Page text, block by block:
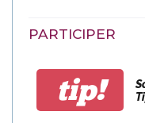
PARTICIPER
tip!